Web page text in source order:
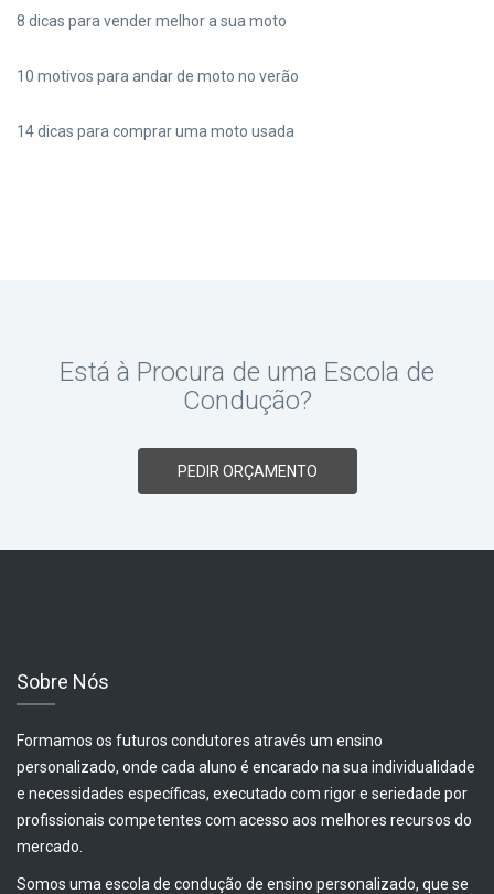
8 dicas para vender melhor a sua moto
10 motivos para andar de moto no verão
14 dicas para comprar uma moto usada
Está à Procura de uma Escola de
Condução?
PEDIR ORÇAMENTO
Sobre Nós
Formamos os futuros condutores através um ensino
personalizado, onde cada aluno é encarado na sua individualidade
e necessidades específicas, executado com rigor e seriedade por
profissionais competentes com acesso aos melhores recursos do
mercado.
Somos uma escola de condução de ensino personalizado, que se